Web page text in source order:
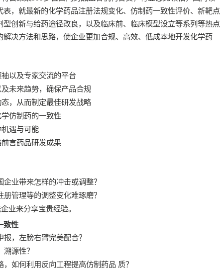
，就最新的化学药品注册法规变化、仿制药一致性评价、新靶点
创新与给药途径改良，以及临床前、临床模型设立等系列等热点
决方法和思路，使企业更加合规、高效、低成本地开发化学药
以及专家交流的平台
未来趋势，确保产品合规
，从而制定最佳研发战略
仿制药的一致性
遇与可能
言药品研发成果
业带来怎样的冲击或调整？
管理等的调整变化难琢磨？
业来分享宝贵经验。
致性
，左膀右臂完美配合？
源性？
，如何利用反向工程提高仿制药品 质？